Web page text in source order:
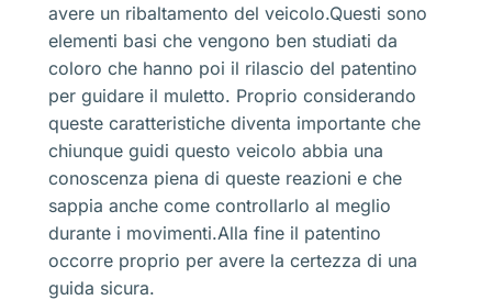
avere un ribaltamento del veicolo.Questi sono
elementi basi che vengono ben studiati da
coloro che hanno poi il rilascio del patentino
per guidare il muletto. Proprio considerando
queste caratteristiche diventa importante che
chiunque guidi questo veicolo abbia una
conoscenza piena di queste reazioni e che
sappia anche come controllarlo al meglio
durante i movimenti.Alla fine il patentino
occorre proprio per avere la certezza di una
guida sicura.